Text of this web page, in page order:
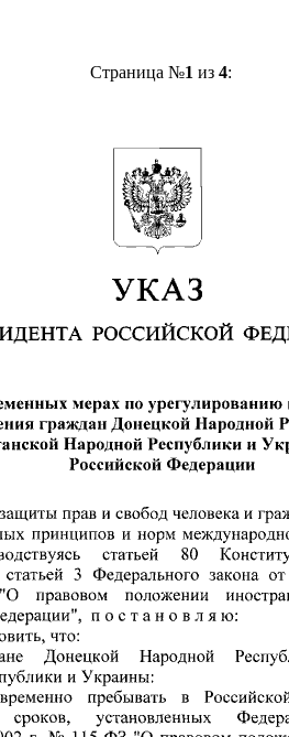
Страница №1 из 4: